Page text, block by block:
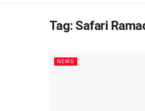
Tag: Safari
NEWS